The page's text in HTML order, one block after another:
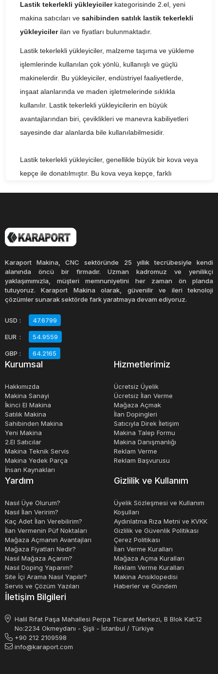
Lastik tekerlekli yükleyicilerkategorisinde 2.el, yeni
makina satıcıları ve sahibinden satılık lastik tekerlekli
yükleyiciler ilan ve fiyatları bulunmaktadır.
Lastik tekerlekli yükleyiciler, malzeme taşıma ve yükleme
işlemlerinde kullanılan çok yönlü, kullanışlı ve güçlü
makinelerdir. Bu yükleyiciler, endüstriyel faaliyetlerde,
inşaat alanlarında ve maden işletmelerinde sıklıkla
kullanılır. Lastik tekerlekli yükleyicilerin en büyük
avantajlarından biri, çeviklikleri ve manevra kabiliyetleri
sayesinde dar alanlarda bile kullanılabilmesidir.
Lastik tekerlekli yükleyiciler, genellikle büyük bir kova veya
kepçe ile donatılmıştır. Bu kova veya kepçe, farklı
özellikleri ile donatılmışlardır. Bu özellikler arasında acil
durum durdurma düğmesi, geri görüş kamerası, sinyal
Lastik tekerlekli yükleyicilerin kullanımı oldukça kolaydır.
Operatörler, genellikle kabin içindeki kontrol panelleri
hassas yüklemeler yapabilen hidrolik sistemler tarafından
kontrol edilir. Bu hidrolik sistemler, operatörlere yükleyiciyi
kolayca ve hızlı bir şekilde kontrol etme imkanı verir.
işletmelerinde ve diğer endüstriyel faaliyetlerde önemli bir
rol oynarlar. Bu makineler, malzeme taşıma işlemlerini
hızlandırır, işgücü maliyetlerini azaltır ve üretkenliği artırır.
Lastik tekerlekli yükleyiciler, aynı zamanda çevre
dostudur, çünkü yakıt verimliliği artırılarak yakıt tüketimi
azaltılır ve çevre kirliliği en aza indirilir.
sektöründe ve diğer endüstriyel faaliyetlerde kullanılan
önemli bir makinedir. Bu makineler, malzeme taşıma
işlemlerini hızlandırır, işgücü maliyetlerini azaltır, çevre
dostudur ve üretkenliği artırır. Lastik tekerlekli
yükleyicilerin güvenliği, çeşitli güvenlik özellikleri ile
sağlanmaktadır.
Karaport Makina, CNC sektöründe 25 yıllık tecrübesiyle kendi
alanında öncü bir firmadır. Uzman kadromuz ve yenilikçi
yaklaşımımızla, müşteri memnuniyetini her zaman ön planda
tutuyoruz. Karaport Makina olarak, güvenilir ve ileri teknoloji
çözümler sunarak sektörde fark yaratmaya devam ediyoruz.
USD : 47.6799
EUR : 54.9559
GBP : 64.2165
Kurumsal
Hakkımızda
Makina Sanayi
İkinci El Makina
Satılık Makina
Sahibinden Makina
Yeni Makina
2.El Satıcılar
Makina Teknik Servis
Makina Yedek Parça
İnsan Kaynakları
Hizmetlerimiz
Ücretsiz Üyelik
Ücretsiz İlan Verme
Mağaza Açmak
İlan Dopingleri
Satıcıyla Direk İletişim
Makina Talep Formu
Makina Danışmanlığı
Reklam Verme
Reklam Başvurusu
Yardım
Nasıl Üye Olurum?
Nasıl İlan Veririm?
Kaç Adet İlan Verebilirim?
İlan Vermenin Püf Noktaları
Mağaza Açmanın Avantajları
Mağaza Fiyatları Nedir?
Nasıl Mağaza Açarım?
Nasıl Doping Yaparım?
Site İçi Arama Nasıl Yapılır?
Servis ve Çözüm Yazıları
Gizlilik ve Kullanım
Üyelik Sözleşmesi ve Kullanım
Koşulları
Aydınlatma Rıza Metni ve KVKK
Gizlilik ve Güvenlik Politikası
Çerez Politikası
İlan Verme Kuralları
Mağaza Açma Kuralları
Reklam Verme Kuralları
Makina Ansiklopedisi
Haberler ve Gündem
İletişim Bilgileri
Halil Rıfat Paşa Mahallesi Perpa Ticaret Merkezi, B Blok Kat:12
No:2234 Okmeydanı - Şişli - İstanbul / Türkiye
+90 212 2109598
info@karaport.com